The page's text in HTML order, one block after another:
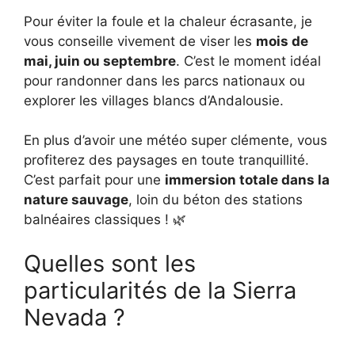
Pour éviter la foule et la chaleur écrasante, je
vous conseille vivement de viser les mois de
mai, juin ou septembre. C’est le moment idéal
pour randonner dans les parcs nationaux ou
explorer les villages blancs d’Andalousie.
En plus d’avoir une météo super clémente, vous
profiterez des paysages en toute tranquillité.
C’est parfait pour une immersion totale dans la
nature sauvage, loin du béton des stations
balnéaires classiques ! 🌿
Quelles sont les
particularités de la Sierra
Nevada ?